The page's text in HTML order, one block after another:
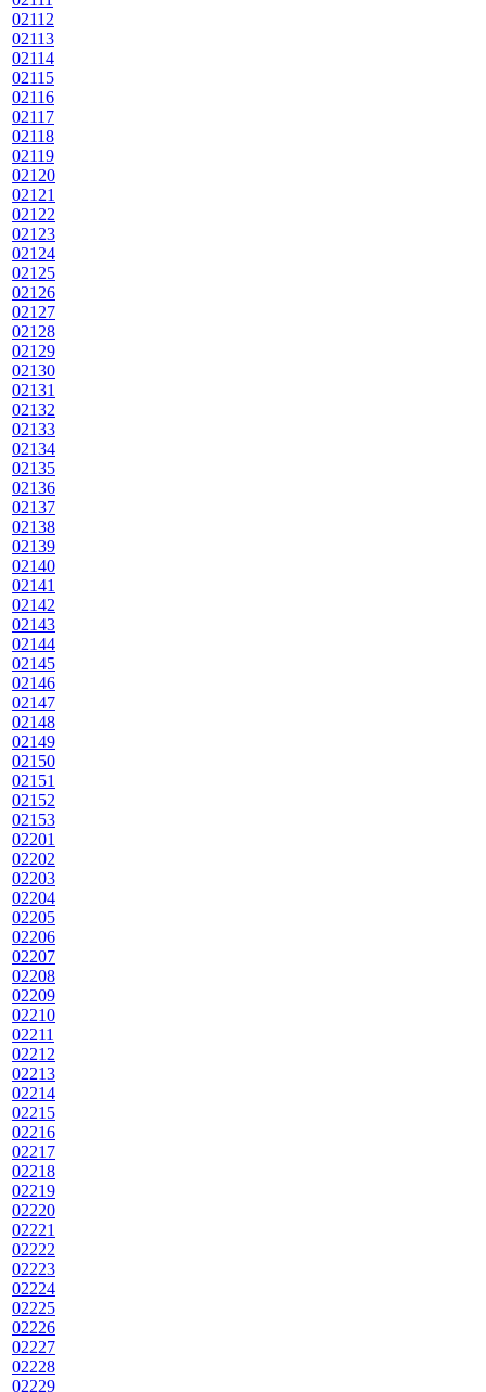
02112
02113
02114
02115
02116
02117
02118
02119
02120
02121
02122
02123
02124
02125
02126
02127
02128
02129
02130
02131
02132
02133
02134
02135
02136
02137
02138
02139
02140
02141
02142
02143
02144
02145
02146
02147
02148
02149
02150
02151
02152
02153
02201
02202
02203
02204
02205
02206
02207
02208
02209
02210
02211
02212
02213
02214
02215
02216
02217
02218
02219
02220
02221
02222
02223
02224
02225
02226
02227
02228
02229